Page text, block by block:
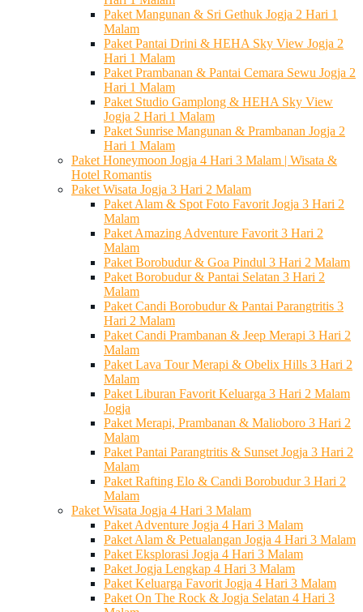
Paket Mangunan & Sri Gethuk Jogja 2 Hari 1
Malam
Paket Pantai Drini & HEHA Sky View Jogja 2
Hari 1 Malam
Paket Prambanan & Pantai Cemara Sewu Jogja 2
Hari 1 Malam
Paket Studio Gamplong & HEHA Sky View
Jogja 2 Hari 1 Malam
Paket Sunrise Mangunan & Prambanan Jogja 2
Hari 1 Malam
Paket Honeymoon Jogja 4 Hari 3 Malam | Wisata &
Hotel Romantis
Paket Wisata Jogja 3 Hari 2 Malam
Paket Alam & Spot Foto Favorit Jogja 3 Hari 2
Malam
Paket Amazing Adventure Favorit 3 Hari 2
Malam
Paket Borobudur & Goa Pindul 3 Hari 2 Malam
Paket Borobudur & Pantai Selatan 3 Hari 2
Malam
Paket Candi Borobudur & Pantai Parangtritis 3
Hari 2 Malam
Paket Candi Prambanan & Jeep Merapi 3 Hari 2
Malam
Paket Lava Tour Merapi & Obelix Hills 3 Hari 2
Malam
Paket Liburan Favorit Keluarga 3 Hari 2 Malam
Jogja
Paket Merapi, Prambanan & Malioboro 3 Hari 2
Malam
Paket Pantai Parangtritis & Sunset Jogja 3 Hari 2
Malam
Paket Rafting Elo & Candi Borobudur 3 Hari 2
Malam
Paket Wisata Jogja 4 Hari 3 Malam
Paket Adventure Jogja 4 Hari 3 Malam
Paket Alam & Petualangan Jogja 4 Hari 3 Malam
Paket Eksplorasi Jogja 4 Hari 3 Malam
Paket Jogja Lengkap 4 Hari 3 Malam
Paket Keluarga Favorit Jogja 4 Hari 3 Malam
Paket On The Rock & Jogja Selatan 4 Hari 3